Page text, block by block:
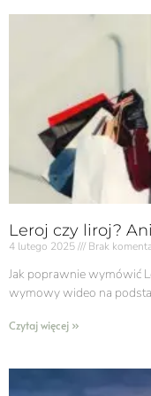
Leroj czy liroj?
4 lutego 2025 Brak
Jak poprawnie wymówić
wymowy wideo na
Czytaj więcej »